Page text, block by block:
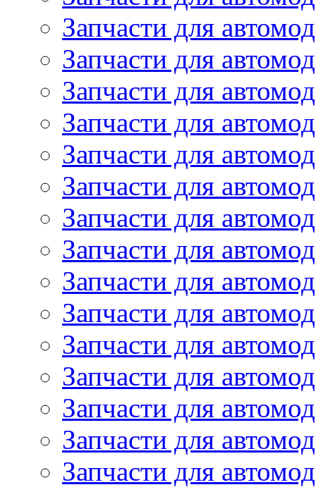
Запчасти для
Запчасти для
Запчасти для
Запчасти для
Запчасти для
Запчасти для
Запчасти для
Запчасти для
Запчасти для
Запчасти для
Запчасти для
Запчасти для
Запчасти для
Запчасти для
Запчасти для